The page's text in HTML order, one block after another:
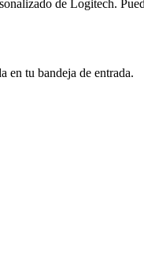
de Logitech.
en tu bandeja de entrada.